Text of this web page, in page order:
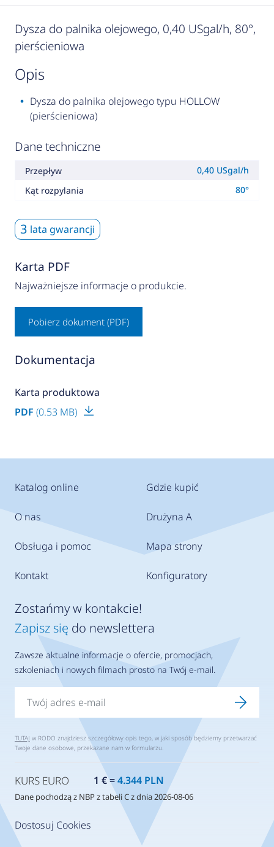
Dysza do palnika olejowego, 0,40 USgal/h, 80°,
pierścieniowa
opis
Dysza do palnika olejowego typu HOLLOW
(pierścieniowa)
Dane techniczne
Przepływ
0,40 USgal/h
Kąt rozpylania
80°
3 lata gwarancji
Karta PDF
Najważniejsze informacje o produkcie.
Pobierz dokument (PDF)
Dokumentacja
Karta produktowa
PDF (0.53 MB)
Katalog online
O nas
Obsługa i pomoc
Kontakt
Gdzie kupić
Drużyna A
Mapa strony
Konfiguratory
Dostosuj Cookies
Zostańmy w kontakcie!
Zapisz się do newslettera
Zawsze aktualne informacje o ofercie, promocjach,
szkoleniach i nowych filmach prosto na Twój e-mail.
TUTAJ w RODO znajdziesz szczegółowy opis tego, w jaki sposób będziemy przetwarzać
Twoje dane osobowe, przekazane nam w formularzu.
KURS EURO 1 € =4.344 PLN
Dane pochodzą z NBP z tabeli C z dnia 2026-08-06